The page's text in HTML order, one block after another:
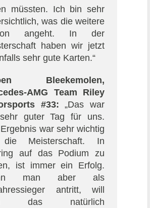
müssten. Ich bin sehr
was die weitere
angeht. In der
haben wir jetzt
sehr gute Karten.“
Bleekemolen,
AMG Team Riley
#33: „Das war
guter Tag für uns.
war sehr wichtig
Meisterschaft. In
auf das Podium zu
ist immer ein Erfolg.
man aber als
antritt, will
das natürlich